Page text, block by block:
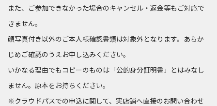
また、ご参加できなかった場合のキャンセル・返金等もご対応で
きません。
顔写真付き以外のご本人様確認書類は対象外となります。あらか
じめご確認のうえお申し込みください。
いかなる理由でもコピーのものは「公的身分証明書」とはみなし
ません。原本をお持ちください。
※クラウドパスでの申込に関して、実店舗へ直接のお問い合わせ